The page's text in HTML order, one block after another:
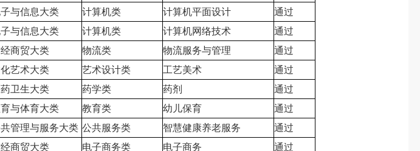
与信息大类 计算机类 计算机平面设计
通过
与信息大类 计算机类 计算机网络技术
通过
商贸大类 物流类 物流服务与管理
通过
艺术大类 艺术设计类 工艺美术
通过
卫生大类 药学类 药剂
通过
与体育大类 教育类 幼儿保育
通过
管理与服务大类 公共服务类 智慧健康养老服务
通过
商贸大类 电子商务类 电子商务 通过